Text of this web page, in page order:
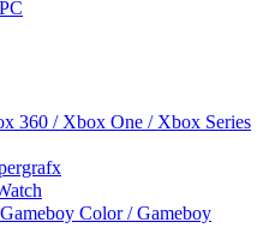
360 / Xbox One / Xbox Series
Color / Gameboy